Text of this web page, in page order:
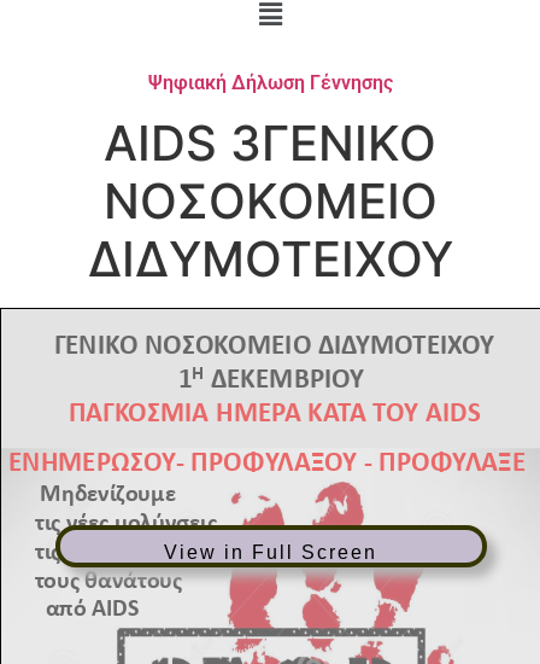
Ψηφιακή Δήλωση Γέννησης
AIDS 3ΓΕΝΙΚΟ
ΝΟΣΟΚΟΜΕΙΟ
ΔΙΔΥΜΟΤΕΙΧΟΥ
View in Full Screen